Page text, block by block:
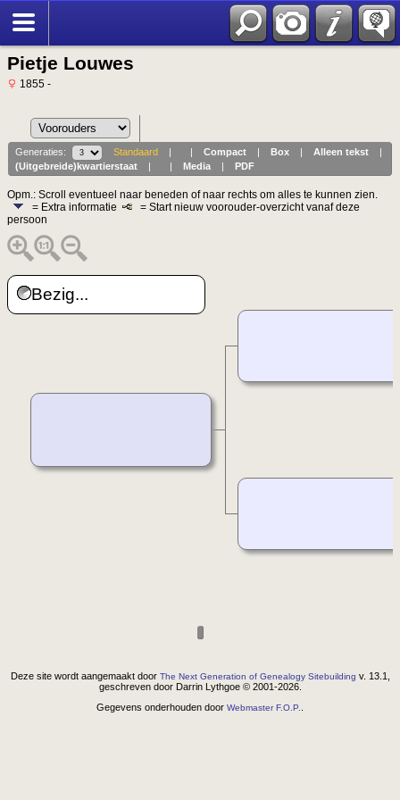
Pietje Louwes
1855 -
Generaties: Standaard Compact| Box| Alleen tekst|
(Uitgebreide)kwartierstaat| Media| PDF
Opm.: Scroll eventueel naar beneden of naar rechts om alles te kunnen zien.
= Extra informatie
= Start nieuw voorouder-overzicht vanaf deze
persoon
Bezig...
Deze site wordt aangemaakt door The Next Generation of Genealogy Sitebuilding v. 13.1,
geschreven door Darrin Lythgoe © 2001-2026.
Gegevens onderhouden door Webmaster F.O.P.